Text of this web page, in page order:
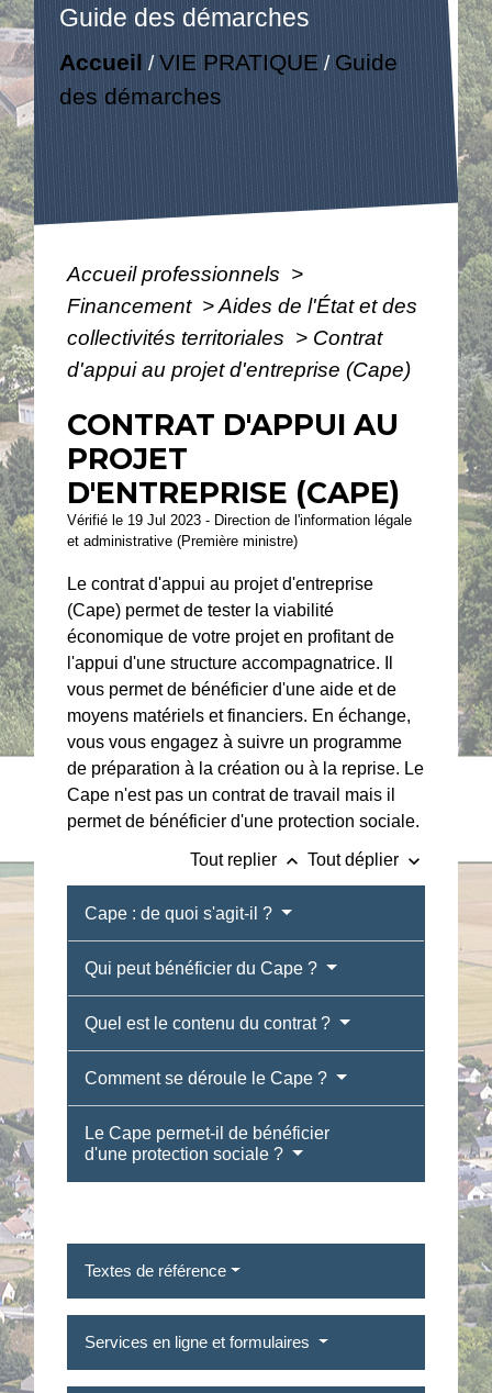
Guide des démarches
Accueil /VIE PRATIQUE / Guide
des démarches
Accueil professionnels >
Financement >Aides de l'État et des
collectivités territoriales > Contrat
d'appui au projet d'entreprise (Cape)
CONTRAT D'APPUI AU
PROJET
D'ENTREPRISE (CAPE)
Vérifié le 19 Jul 2023 - Direction de l'information légale
et administrative (Première ministre)
Le contrat d'appui au projet d'entreprise
(Cape) permet de tester la viabilité
économique de votre projet en profitant de
l'appui d'une structure accompagnatrice. Il
vous permet de bénéficier d'une aide et de
moyens matériels et financiers. En échange,
vous vous engagez à suivre un programme
de préparation à la création ou à la reprise. Le
Cape n'est pas un contrat de travail mais il
permet de bénéficier d'une protection sociale.
Tout replier keyboard_arrow_up Tout déplier keyboard_arrow_down
Cape : de quoi s'agit-il ?
Qui peut bénéficier du Cape ?
Quel est le contenu du contrat ?
Comment se déroule le Cape ?
Le Cape permet-il de bénéficier
d'une protection sociale ?
Textes de référence
Services en ligne et formulaires